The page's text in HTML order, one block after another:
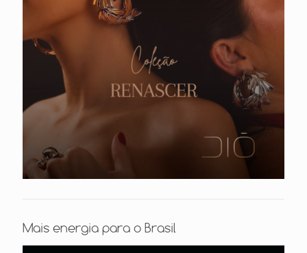
Mais energia para o Brasil